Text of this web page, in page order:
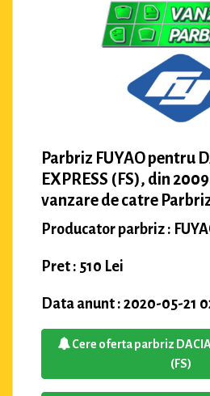
Parbriz FUYAO pentru
EXPRESS (FS), din
vanzare de catre
Producator parbriz :
Pret : 510 Lei
Data anunt : 2020-05-21
Cere oferta parbriz DACIA
(FS)